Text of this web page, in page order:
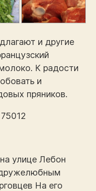
и другие
К радости
и
пряников.
улице Лебон
дружелюбным
На его